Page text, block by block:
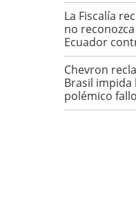
La Fiscalía
no
Ecuador
Chevron
Brasil impida
polémico fallo